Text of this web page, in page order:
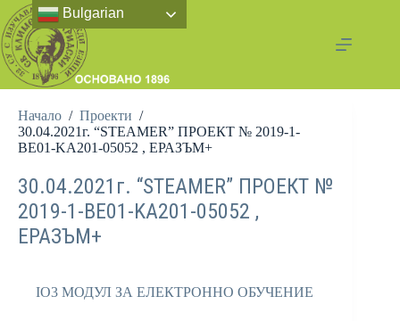
Начало / Проекти /
30.04.2021г. “STEAMER” ПРОЕКТ № 2019-1-
BE01-KA201-05052 , ЕРАЗЪМ+
30.04.2021г. “STEAMER” ПРОЕКТ №
2019-1-BE01-KA201-05052 ,
ЕРАЗЪМ+
IO3 МОДУЛ ЗА ЕЛЕКТРОННО ОБУЧЕНИЕ
Bulgarian